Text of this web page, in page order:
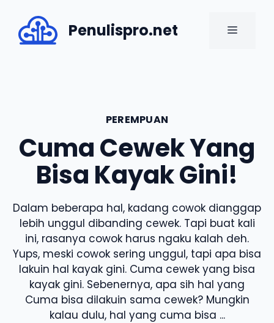
content
Penulispro.net MENU
PEREMPUAN
Cuma Cewek Yang
Bisa Kayak Gini!
Dalam beberapa hal, kadang cowok dianggap
lebih unggul dibanding cewek. Tapi buat kali
ini, rasanya cowok harus ngaku kalah deh.
Yups, meski cowok sering unggul, tapi apa bisa
lakuin hal kayak gini. Cuma cewek yang bisa
kayak gini. Sebenernya, apa sih hal yang
Cuma bisa dilakuin sama cewek? Mungkin
kalau dulu, hal yang cuma bisa ...